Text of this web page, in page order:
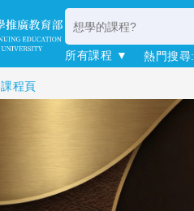
所有課程 ▼ 熱門搜尋:
課程頁